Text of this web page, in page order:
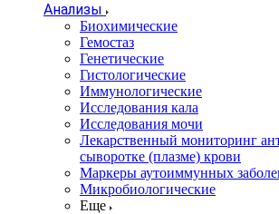
Анализы
Биохимические
Гемостаз
Генетические
Гистологические
Иммунологические
Исследования кала
Исследования мочи
Лекарственный мониторинг
сыворотке (плазме) крови
Маркеры аутоиммунных
Микробиологические
Еще